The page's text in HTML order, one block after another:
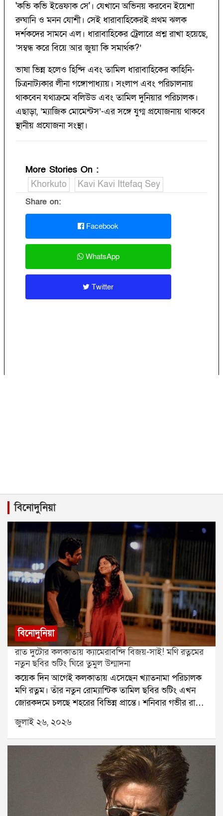
'কভি কভি ইত্তেফাক সে'। যেখানে অভিনয় করবেন ইয়েশা
রুঘানি ও মনন যোশী। সেই ধারাবাহিকেরই প্রথম ঝলক
দর্শকদের সামনে এল। ধারাবাহিকের ট্রেলারে প্রশ্ন রাখা হয়েছে,
‘সম্বন্ধ করে বিয়ে আর জুয়া কি সমার্থক?’
ভাষা ভিন্ন হলেও হিন্দি এবং তামিল ধারাবাহিকের কাহিনি-
চিত্রনাট্যকার লীনা গঙ্গোপাধ্যায়। সংলাপ এবং পরিচালনায়
থাকবেন যথাক্রমে বলিউড এবং তামিল দুনিয়ার পরিচালক।
এছাড়া, ‘ম্যাজিক মোমেন্টস’-এর সঙ্গে যুগ্ম প্রযোজনায় থাকবে
স্থানীয় প্রযোজনা সংস্থা।
More Stories On :
Khorkuto
Kavi Kavi Ittefaq Sey
Share on:
Facebook
WhatsApp
Twitter
বিনোদুনিয়া
বিনোদুনিয়া
রাত দুটোর কলকাতায় ক্যামেরাবন্দি বিজয়-সাই! মণি রত্নমের
নতুন ছবির শুটিং ঘিরে তুমুল উন্মাদনা
কয়েক দিন আগেই কলকাতায় এসেছেন খ্যাতনামা পরিচালক
মণি রত্নম। তাঁর নতুন রোম্যান্টিক তামিল ছবির শুটিং এখন
জোরকদমে চলছে শহরের বিভিন্ন প্রান্তে। শনিবার গভীর রাতে
হাওড়া ব্রিজে ছবির একটি গুরুত্বপূর্ণ দৃশ্যের শুটিং করেন বিজয়
সেতুপতি ও সাই পল্লবী। রাত হলেও সেখানে উপস্থিত কয়েক
জন পথচারী তাঁদের দেখে উচ্ছ্বসিত হয়ে পড়েন।বুধবার রাতে
কলকাতায় পৌঁছেছিলেন বিজয় সেতুপতি। পরের দিন ভোরে
শহরে আসেন সাই পল্লবী। বৃহস্পতিবার থেকে বেলগাছিয়া
রাজবাড়িতে শুরু হয় ছবির শুটিং। টানা কয়েক দিন সেখানে
কাজ করার পর শনিবার গভীর রাতে পুরো শুটিং দল পৌঁছে
যায় হাওড়া ব্রিজে। রাত প্রায় দুটোর সময় শুটিং শুরু হয়।
জুলাই ২৬, ২০২৬